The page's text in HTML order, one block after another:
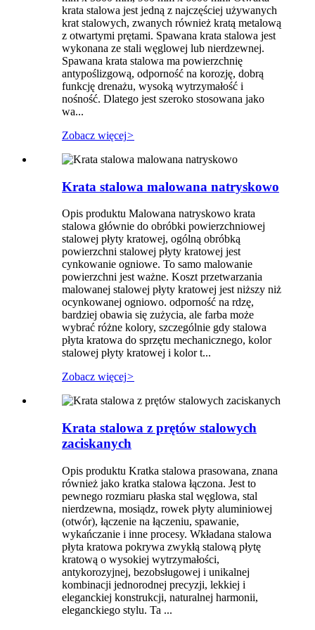
krata stalowa jest jedną z najczęściej używanych
krat stalowych, zwanych również kratą metalową
z otwartymi prętami. Spawana krata stalowa jest
wykonana ze stali węglowej lub nierdzewnej.
Spawana krata stalowa ma powierzchnię
antypoślizgową, odporność na korozję, dobrą
funkcję drenażu, wysoką wytrzymałość i
nośność. Dlatego jest szeroko stosowana jako
wa...
Zobacz więcej>
Krata stalowa malowana natryskowo
Opis produktu Malowana natryskowo krata
stalowa głównie do obróbki powierzchniowej
stalowej płyty kratowej, ogólną obróbką
powierzchni stalowej płyty kratowej jest
cynkowanie ogniowe. To samo malowanie
powierzchni jest ważne. Koszt przetwarzania
malowanej stalowej płyty kratowej jest niższy niż
ocynkowanej ogniowo. odporność na rdzę,
bardziej obawia się zużycia, ale farba może
wybrać różne kolory, szczególnie gdy stalowa
płyta kratowa do sprzętu mechanicznego, kolor
stalowej płyty kratowej i kolor t...
Zobacz więcej>
Krata stalowa z prętów stalowych
zaciskanych
Opis produktu Kratka stalowa prasowana, znana
również jako kratka stalowa łączona. Jest to
pewnego rozmiaru płaska stal węglowa, stal
nierdzewna, mosiądz, rowek płyty aluminiowej
(otwór), łączenie na łączeniu, spawanie,
wykańczanie i inne procesy. Wkładana stalowa
płyta kratowa pokrywa zwykłą stalową płytę
kratową o wysokiej wytrzymałości,
antykorozyjnej, bezobsługowej i unikalnej
kombinacji jednorodnej precyzji, lekkiej i
eleganckiej konstrukcji, naturalnej harmonii,
eleganckiego stylu. Ta ...